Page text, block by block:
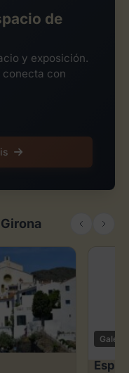
de
y exposición.
conecta con
Galería